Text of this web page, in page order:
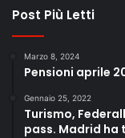
Post Più Letti
Marzo 8, 2024
Pensioni aprile
Gennaio 25, 2022
Turismo,
pass. Madrid ha